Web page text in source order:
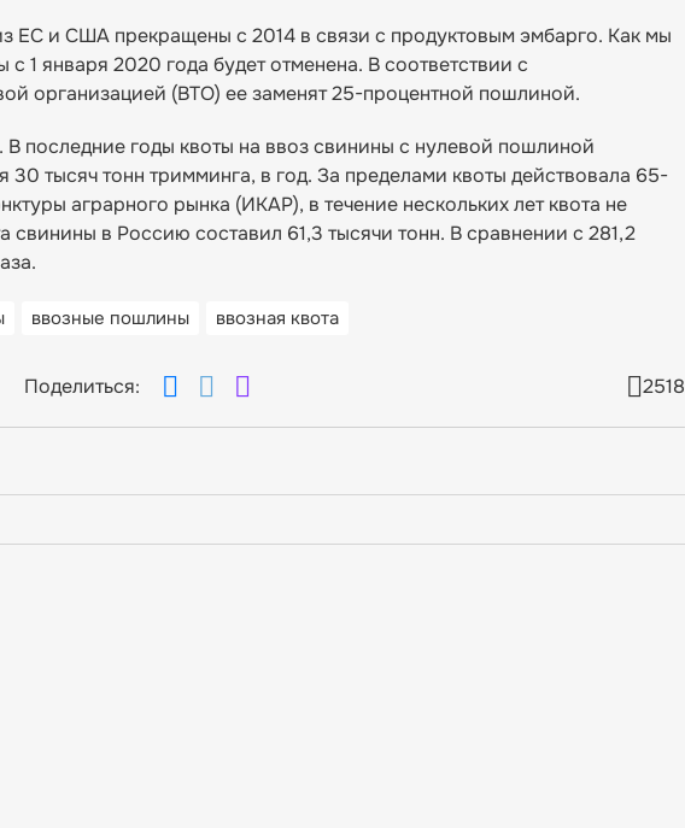
ЕС и США прекращены с 2014 в связи с продуктовым эмбарго. Как мы
с 1 января 2020 года будет отменена. В соответствии с
организацией (ВТО) ее заменят 25-процентной пошлиной.
последние годы квоты на ввоз свинины с нулевой пошлиной
тысяч тонн тримминга, в год. За пределами квоты действовала 65-
аграрного рынка (ИКАР), в течение нескольких лет квота не
в Россию составил 61,3 тысячи тонн. В сравнении с 281,2
ввозные пошлины ввозная квота
Поделиться: 2518